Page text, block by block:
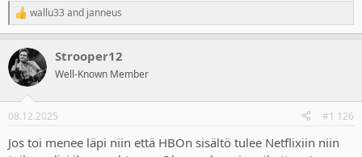
R
e
c
t
i
s
wallu33 and janneus
Strooper12
Well-Known Member
08.12.2025 #1 126
Jos toi menee läpi niin että HBOn sisältö tulee Netflixiin niin